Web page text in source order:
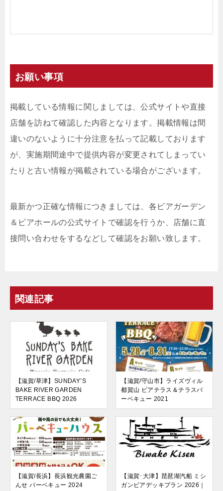
お願い事項
掲載している情報に関しましては、公式サイトや直接
店舗を訪ねて確認した内容となります。掲載情報は間
違いのないように十分注意を払って記載しております
が、実施期間途中で提供内容が変更されてしまってい
たりと古い情報が掲載されている場合がございます。
最新かつ正確な情報につきましては、各ビアガーデン
＆ビアホールの公式サイトで確認を行うか、店舗に直
接問い合わせをするなどして確認をお願い致します。
関連記事
【滋賀/草津】SUNDAY’S
BAKE RIVER GARDEN
TERRACE BBQ 2026
【滋賀/守山市】ライズヴィル
都賀山 ビアテラス＆テラスバ
ーベキュー 2021
【滋賀/長浜】長浜観光農園ご
んせ バーベキュー 2024
【滋賀･大津】琵琶湖汽船 ミシ
ガンビアデッキプラン 2026｜